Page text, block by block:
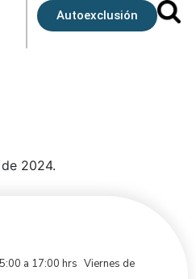
Autoexclusión
2024.
a 17:00 hrs Viernes de